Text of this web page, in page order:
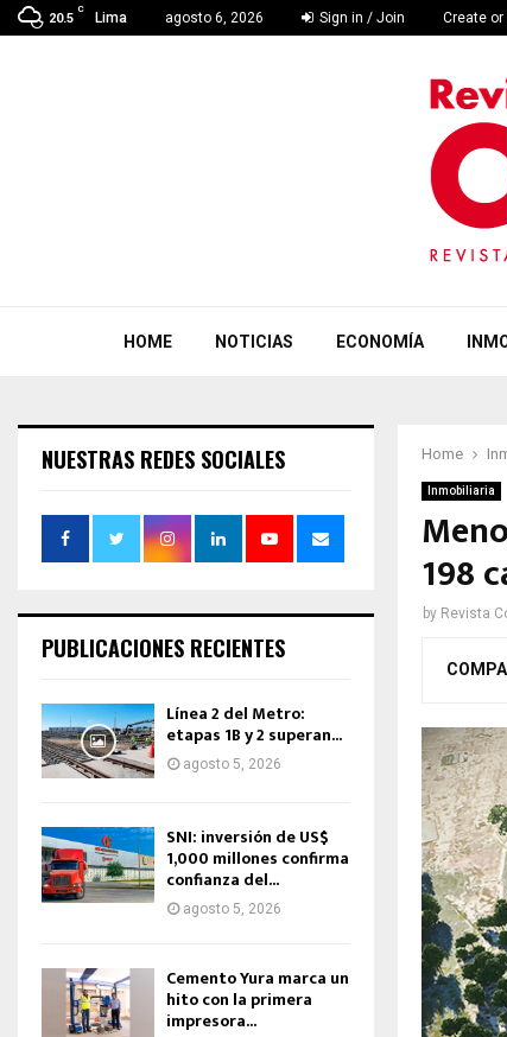
20.5
C
Lima agosto 6, 2026 Sign in / Join Create
HOME NOTICIAS ECONOMÍA
Home
Inmobiliaria
198
by Revista
NUESTRAS REDES SOCIALES
PUBLICACIONES RECIENTES
Línea 2 del Metro:
etapas 1B y 2 superan...
agosto 5, 2026
SNI: inversión de US$
1,000 millones confirma
confianza del...
agosto 5, 2026
Cemento Yura marca un
hito con la primera
impresora...